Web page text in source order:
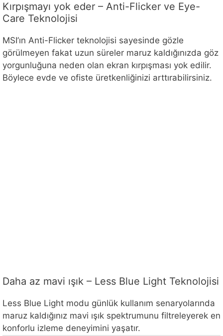
Kırpışmayı yok eder – Anti-Flicker ve Eye-
Care Teknolojisi
MSI’ın Anti-Flicker teknolojisi sayesinde gözle
görülmeyen fakat uzun süreler maruz kaldığınızda göz
yorgunluğuna neden olan ekran kırpışması yok edilir.
Böylece evde ve ofiste üretkenliğinizi arttırabilirsiniz.
Daha az mavi ışık – Less Blue Light Teknolojisi
Less Blue Light modu günlük kullanım senaryolarında
maruz kaldığınız mavi ışık spektrumunu filtreleyerek en
konforlu izleme deneyimini yaşatır.